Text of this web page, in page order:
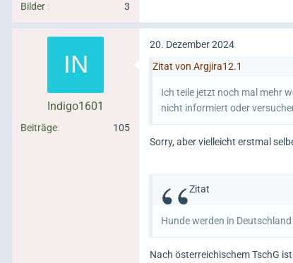
Bilder
3
Indigo1601
Beiträge 105
20. Dezember 2024
Zitat von Argjira12.1
Ich teile jetzt noch mal mehr
nicht informiert oder
Sorry, aber vielleicht erstmal
Zitat
Hunde werden in
Nach österreichischem TschG